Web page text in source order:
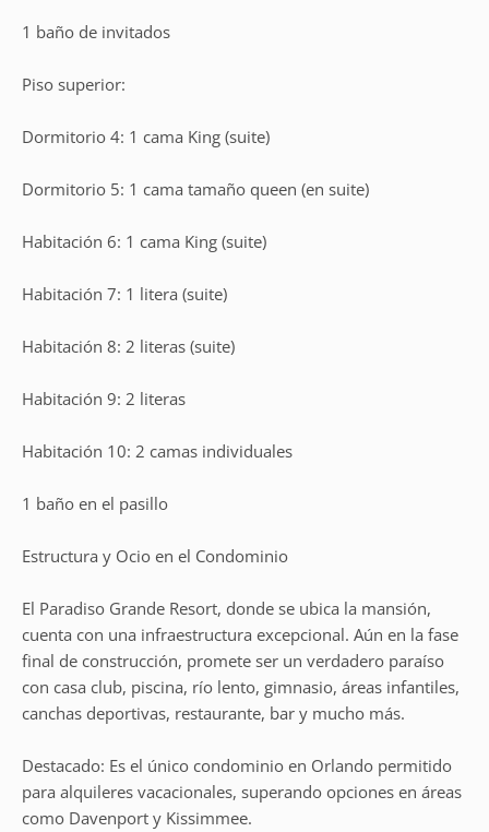
1 baño de invitados
Piso superior:
Dormitorio 4: 1 cama King (suite)
Dormitorio 5: 1 cama tamaño queen (en suite)
Habitación 6: 1 cama King (suite)
Habitación 7: 1 litera (suite)
Habitación 8: 2 literas (suite)
Habitación 9: 2 literas
Habitación 10: 2 camas individuales
1 baño en el pasillo
Estructura y Ocio en el Condominio
El Paradiso Grande Resort, donde se ubica la mansión,
cuenta con una infraestructura excepcional. Aún en la fase
final de construcción, promete ser un verdadero paraíso
con casa club, piscina, río lento, gimnasio, áreas infantiles,
canchas deportivas, restaurante, bar y mucho más.
Destacado: Es el único condominio en Orlando permitido
para alquileres vacacionales, superando opciones en áreas
como Davenport y Kissimmee.